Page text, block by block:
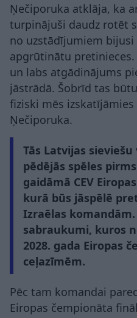
Ņečiporuka atklāja, ka
turpinājuši daudz rotēt
no uzstādījumiem bijusi
apgrūtinātu pretinieces.
un labs atgādinājums
jāstrādā. Šobrīd tas
fiziski mēs izskatījāmies
Ņečiporuka.
Tās Latvijas
pēdējās spēles
gaidāmā CEV
kurā būs jāspēlē
Izraēlas
sabraukumi, kuros
2028. gada Eiropas
ceļazīmēm.
Pēc tam komandai
Eiropas čempionāta